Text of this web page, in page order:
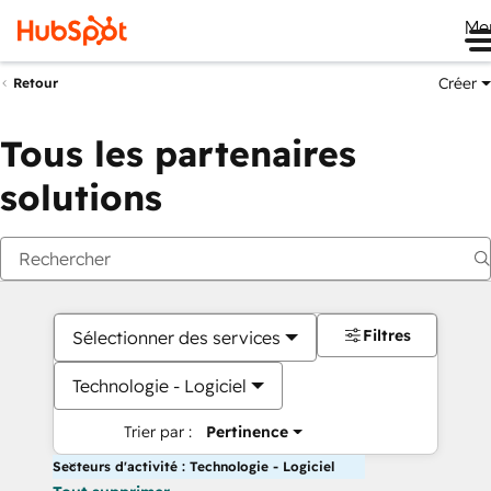
Retour Créer
Tous les partenaires
solutions
Sélectionner des services
Technologie - Logiciel
Trier par : Pertinence
Filtres
Secteurs d'activité : Technologie - Logiciel